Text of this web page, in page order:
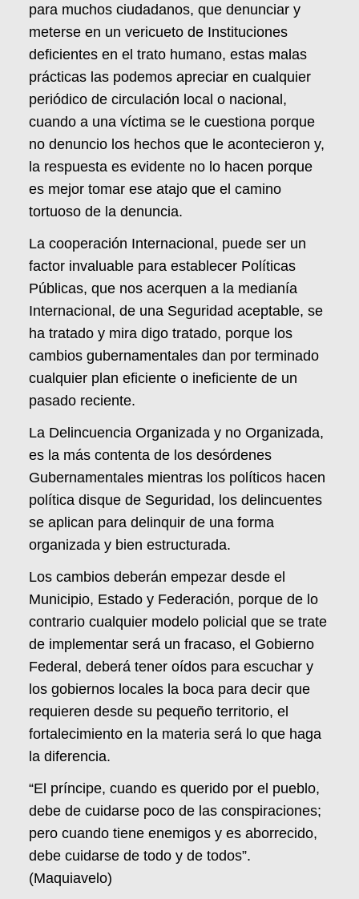
para muchos ciudadanos, que denunciar y
meterse en un vericueto de Instituciones
deficientes en el trato humano, estas malas
prácticas las podemos apreciar en cualquier
periódico de circulación local o nacional,
cuando a una víctima se le cuestiona porque
no denuncio los hechos que le acontecieron y,
la respuesta es evidente no lo hacen porque
es mejor tomar ese atajo que el camino
tortuoso de la denuncia.
La cooperación Internacional, puede ser un
factor invaluable para establecer Políticas
Públicas, que nos acerquen a la medianía
Internacional, de una Seguridad aceptable, se
ha tratado y mira digo tratado, porque los
cambios gubernamentales dan por terminado
cualquier plan eficiente o ineficiente de un
pasado reciente.
La Delincuencia Organizada y no Organizada,
es la más contenta de los desórdenes
Gubernamentales mientras los políticos hacen
política disque de Seguridad, los delincuentes
se aplican para delinquir de una forma
organizada y bien estructurada.
Los cambios deberán empezar desde el
Municipio, Estado y Federación, porque de lo
contrario cualquier modelo policial que se trate
de implementar será un fracaso, el Gobierno
Federal, deberá tener oídos para escuchar y
los gobiernos locales la boca para decir que
requieren desde su pequeño territorio, el
fortalecimiento en la materia será lo que haga
la diferencia.
“El príncipe, cuando es querido por el pueblo,
debe de cuidarse poco de las conspiraciones;
pero cuando tiene enemigos y es aborrecido,
debe cuidarse de todo y de todos”.
(Maquiavelo)